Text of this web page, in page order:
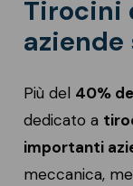
Tirocini
aziende
Più del 40%
dedicato a
importanti
meccanica,